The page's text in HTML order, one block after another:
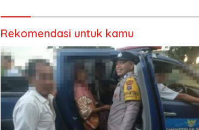
Rekomendasi untuk kamu